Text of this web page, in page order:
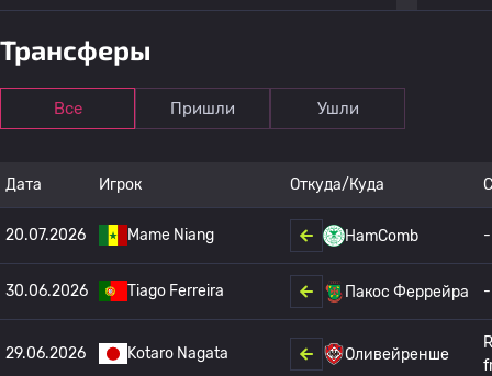
Трансферы
Все Пришли Ушли
Дата Игрок Откуда/Куда
20.07.2026 Mame Niang HamComb -
30.06.2026 Tiago Ferreira Пакос Феррейра -
29.06.2026 Kotaro Nagata Оливейренше